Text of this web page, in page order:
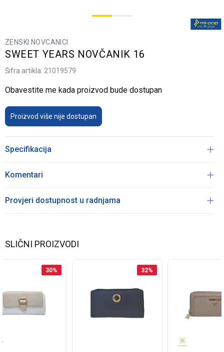
ZENSKI NOVCANICI
SWEET YEARS NOVČANIK 16
Šifra artikla: 21019579
Obavestite me kada proizvod bude dostupan
Proizvod više nije dostupan
Specifikacija
Komentari
Provjeri dostupnost u radnjama
SLIČNI PROIZVODI
30% 32%